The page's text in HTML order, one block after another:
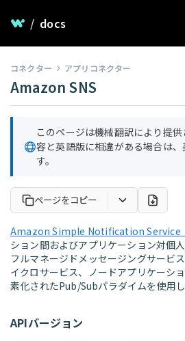
/ docs
コネクター アプリコネクター
Amazon SNS
このページは機械翻訳により提
容と英語版に相違がある場合は
す。
ページをコピー
Amazon Simple Notification Service（
ション間およびアプリケーション対個
フルマネージドメッセージングサービ
イクロサービス、ノードアプリケーシ
素化されたPub/Subパラダイムを使用し
APIバージョン